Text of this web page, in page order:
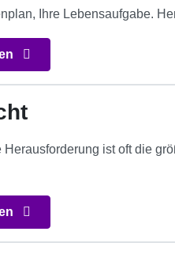
Ihre Lebensaufgabe.
Herausforderung ist oft die